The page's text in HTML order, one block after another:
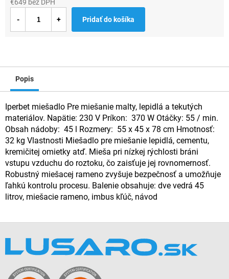
€649 bez DPH
cena:
Pridať do košíka
Popis
Iperbet miešadlo Pre miešanie malty, lepidlá a tekutých
materiálov. Napätie: 230 V Príkon: 370 W Otáčky: 55 / min.
Obsah nádoby: 45 l Rozmery: 55 x 45 x 78 cm Hmotnosť:
32 kg Vlastnosti Miešadlo pre miešanie lepidlá, cementu,
kremičitej omietky atď. Mieša pri nízkej rýchlosti bráni
vstupu vzduchu do roztoku, čo zaisťuje jej rovnomernosť.
Robustný miešacej rameno zvyšuje bezpečnosť a umožňuje
ľahkú kontrolu procesu. Balenie obsahuje: dve vedrá 45
litrov, miešacie rameno, imbus kľúč, návod